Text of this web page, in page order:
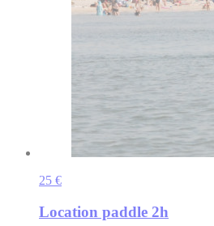
25 €
Location paddle 2h